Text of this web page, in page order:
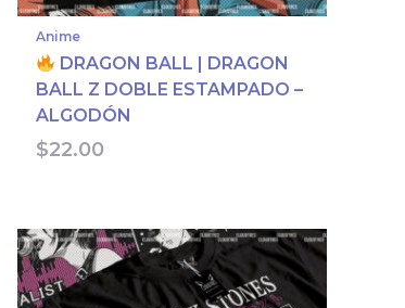
Anime
DRAGON BALL | DRAGON
BALL Z DOBLE ESTAMPADO –
ALGODÓN
$22.00